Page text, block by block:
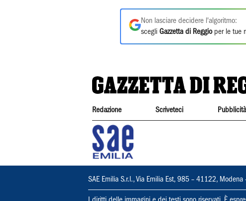
Non lasciare decidere l'algoritmo:
scegli Gazzetta di Reggioper le tue
Redazione Scriveteci Pubblicità
SAE Emilia S.r.l., Via Emilia Est, 985 – 41122,